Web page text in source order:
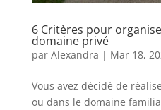
6 Critères pour
domaine privé
par Alexandra | Mar 18,
Vous avez décidé de
ou dans le domaine